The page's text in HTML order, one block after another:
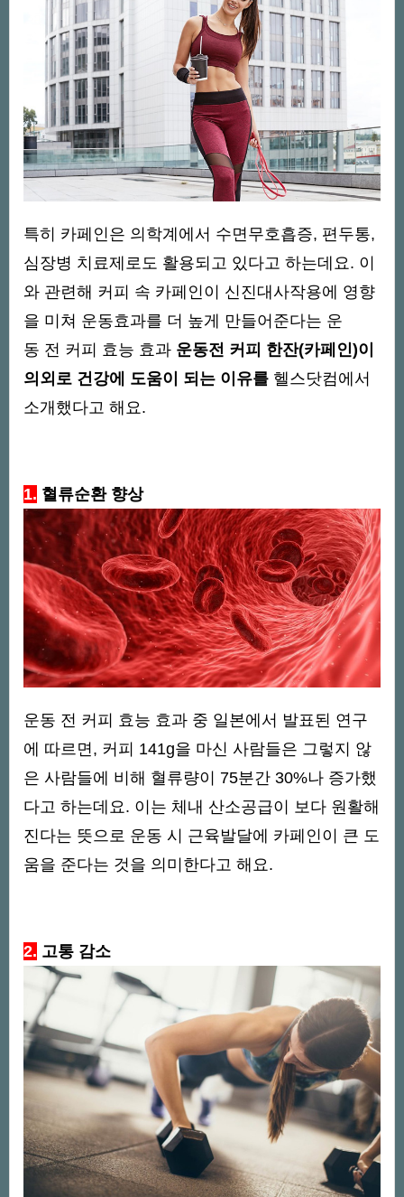
특히 카페인은 의학계에서 수면무호흡증, 편두통,
심장병 치료제로도 활용되고 있다고 하는데요. 이
와 관련해 커피 속 카페인이 신진대사작용에 영향
을 미쳐 운동효과를 더 높게 만들어준다는 운
동 전 커피 효능 효과 운동전 커피 한잔(카페인)이
의외로 건강에 도움이 되는 이유를 헬스닷컴에서
소개했다고 해요.
1. 혈류순환 향상
운동 전 커피 효능 효과 중 일본에서 발표된 연구
에 따르면, 커피 141g을 마신 사람들은 그렇지 않
은 사람들에 비해 혈류량이 75분간 30%나 증가했
다고 하는데요. 이는 체내 산소공급이 보다 원활해
진다는 뜻으로 운동 시 근육발달에 카페인이 큰 도
움을 준다는 것을 의미한다고 해요.
2. 고통 감소